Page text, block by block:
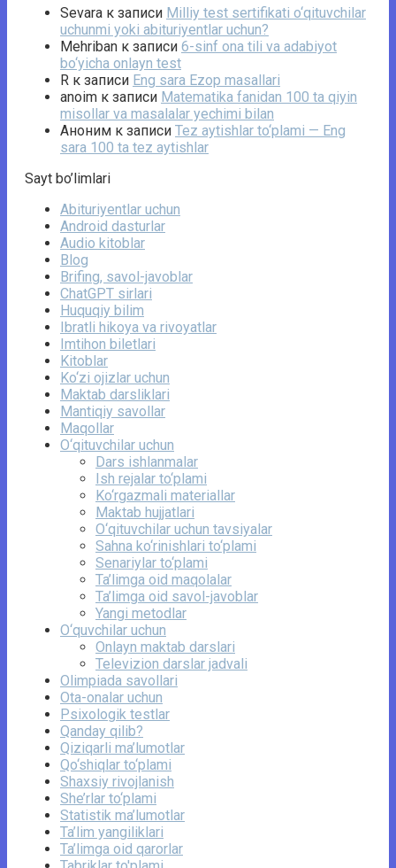
Sevara к записи Milliy test sertifikati o‘qituvchilar
uchunmi yoki abituriyentlar uchun?
Mehriban к записи 6-sinf ona tili va adabiyot
bo‘yicha onlayn test
R к записи Eng sara Ezop masallari
anoim к записи Matematika fanidan 100 ta qiyin
misollar va masalalar yechimi bilan
Аноним к записи Tez aytishlar to‘plami — Eng
sara 100 ta tez aytishlar
Sayt bo’limlari
Abituriyentlar uchun
Android dasturlar
Audio kitoblar
Blog
Brifing, savol-javoblar
ChatGPT sirlari
Huquqiy bilim
Ibratli hikoya va rivoyatlar
Imtihon biletlari
Kitoblar
Ko‘zi ojizlar uchun
Maktab darsliklari
Mantiqiy savollar
Maqollar
O‘qituvchilar uchun
Dars ishlanmalar
Ish rejalar to‘plami
Ko‘rgazmali materiallar
Maktab hujjatlari
O‘qituvchilar uchun tavsiyalar
Sahna ko‘rinishlari to‘plami
Senariylar to‘plami
Ta’limga oid maqolalar
Ta’limga oid savol-javoblar
Yangi metodlar
O‘quvchilar uchun
Onlayn maktab darslari
Televizion darslar jadvali
Olimpiada savollari
Ota-onalar uchun
Psixologik testlar
Qanday qilib?
Qiziqarli ma’lumotlar
Qo‘shiqlar to‘plami
Shaxsiy rivojlanish
She’rlar to‘plami
Statistik ma’lumotlar
Ta’lim yangiliklari
Ta’limga oid qarorlar